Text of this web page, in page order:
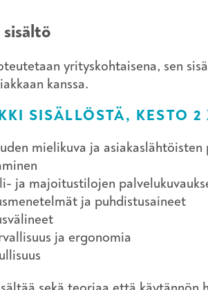
sisältö
yrityskohtaisena, sen
kanssa.
SISÄLLÖSTÄ, KESTO
mielikuva ja asiakaslähtöisten
ja majoitustilojen
ja puhdistusaineet
ja ergonomia